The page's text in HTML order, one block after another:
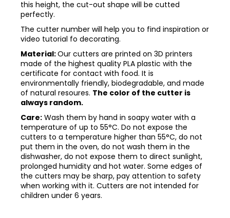
this height, the cut-out shape will be cutted
perfectly.
The cutter number will help you to find inspiration or
video tutorial fo decorating.
Material:Our cutters are printed on 3D printers
made of the highest quality PLA plastic with the
certificate for contact with food. It is
environmentally friendly, biodegradable, and made
of natural resoures. The color of the cutter is
always random.
Care: Wash them by hand in soapy water with a
temperature of up to 55°C. Do not expose the
cutters to a temperature higher than 55°C, do not
put them in the oven, do not wash them in the
dishwasher, do not expose them to direct sunlight,
prolonged humidity and hot water. Some edges of
the cutters may be sharp, pay attention to safety
when working with it. Cutters are not intended for
children under 6 years.